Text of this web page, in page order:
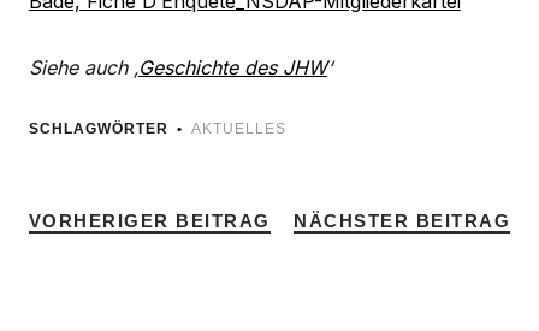
Siehe auch ‚Geschichte des JHW‘
SCHLAGWÖRTER AKTUELLES
VORHERIGER BEITRAG NÄCHSTER BEITRAG